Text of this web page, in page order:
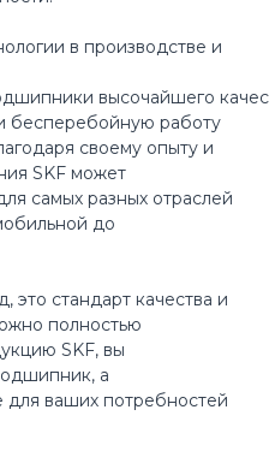
в производстве и
высочайшего
бесперебойную работу
своему опыту и
SKF может
самых разных отраслей
до
это стандарт качества и
полностью
SKF, вы
а
ваших потребностей